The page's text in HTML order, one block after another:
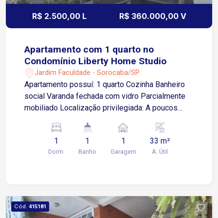
Doutor Afonso Vergueiro, uma das principais vias
da cidade A 5 minutos da Avenida General
Entre em contato e saiba mais!
R$ 2.500,00 L R$ 360.000,00 V
Apartamento com 1 quarto no
Condomínio Liberty Home Studio
Jardim Faculdade - Sorocaba/SP
Apartamento possuí: 1 quarto Cozinha Banheiro
social Varanda fechada com vidro Parcialmente
mobiliado Localização privilegiada: A poucos
Washington Luiz A 300 metros do SESC A 4
minutos da Faculdade de Direito ? FADI A 6
minutos do Hospital Evangélico A 7 minutos do
Portaria 24 horas. Perfeito para quem busca
praticidade, conforto e mobilidade. Agende sua
1
Dorm.
1
Banho
1
Garagem
33 m²
A. Útil
Cód. 415181